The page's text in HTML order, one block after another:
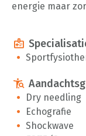
energie maar
medical_information
conditions
Dry needling
Echografie
Shockwave